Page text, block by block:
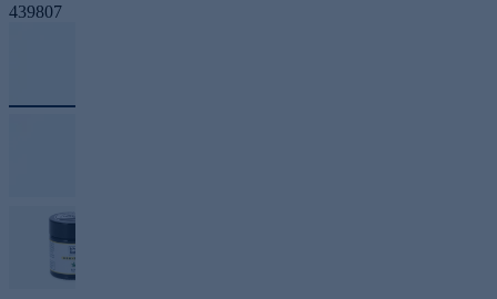
439807